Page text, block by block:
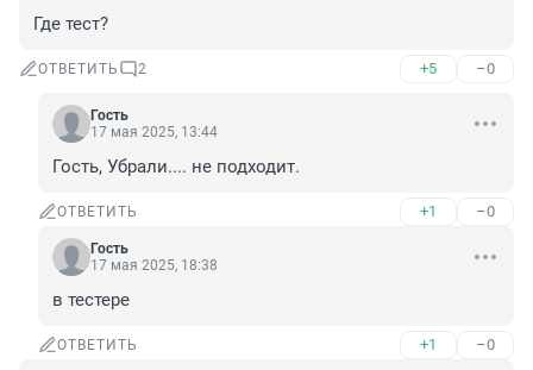
Где тест?
ОТВЕТИТЬ 2 +5 –0
Гость
17 мая 2025, 13:44
Гость, Убрали.... не подходит.
ОТВЕТИТЬ +1 –0
Гость
17 мая 2025, 18:38
в тестере
ОТВЕТИТЬ +1 –0